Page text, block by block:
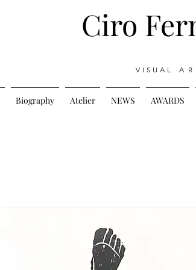
Biography Atelier NEWS AWARDS
V I S U A L A
Ciro